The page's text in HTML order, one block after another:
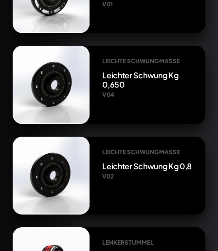
V01
LEICHTE SCHWUNGMASSE
Leichter Schwung Kg
0,650
V04
LEICHTE SCHWUNGMASSE
Leichter Schwung Kg 0,8
V02
LENKERSTUMMEL